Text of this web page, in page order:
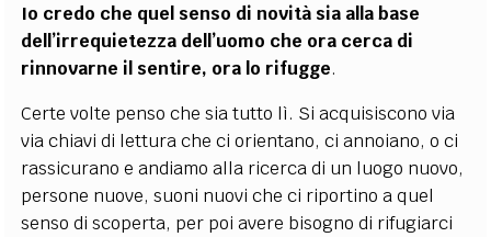
Io credo che quel senso di novità sia alla base
dell’irrequietezza dell’uomo che ora cerca di
rinnovarne il sentire, ora lo rifugge.
Certe volte penso che sia tutto lì. Si acquisiscono via
via chiavi di lettura che ci orientano, ci annoiano, o ci
rassicurano e andiamo alla ricerca di un luogo nuovo,
persone nuove, suoni nuovi che ci riportino a quel
senso di scoperta, per poi avere bisogno di rifugiarci